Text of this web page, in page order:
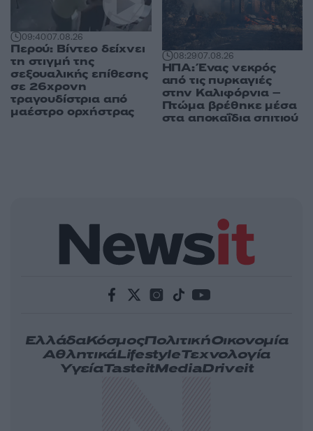
09:4007.08.26
Περού: Βίντεο δείχνει
τη στιγμή της
σεξουαλικής επίθεσης
σε 26χρονη
τραγουδίστρια από
μαέστρο ορχήστρας
08:2907.08.26
ΗΠΑ: Ένας νεκρός
από τις πυρκαγιές
στην Καλιφόρνια –
Πτώμα βρέθηκε μέσα
στα αποκαΐδια σπιτιού
ΕλλάδαΚόσμοςΠολιτικήΟικονομία
ΑθλητικάLifestyleΤεχνολογία
ΥγείαTasteitMediaDriveit